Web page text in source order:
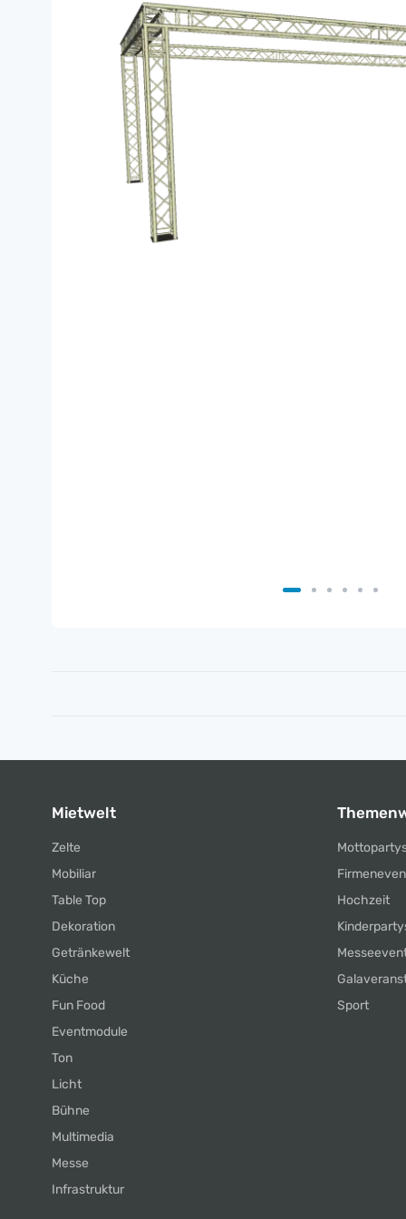
Mietwelt
Zelte
Mobiliar
Table Top
Dekoration
Getränkewelt
Küche
Fun Food
Eventmodule
Ton
Licht
Bühne
Multimedia
Messe
Infrastruktur
Hochzeit
Sport